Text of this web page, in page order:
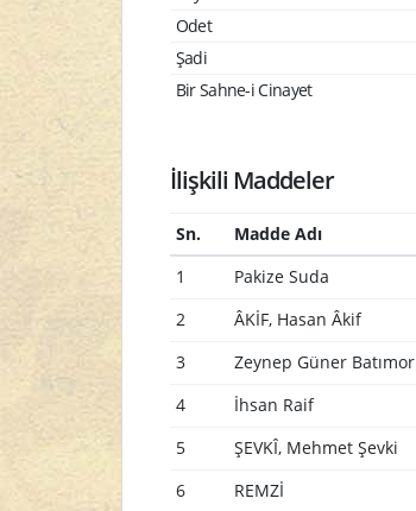
Odet
Şadi
Bir Sahne-i Cinayet
İlişkili Maddeler
Sn. Madde Adı
1
Pakize Suda
2 ÂKİF, Hasan Âkif
3 Zeynep Güner Batımor
4 İhsan Raif
5 ŞEVKÎ, Mehmet Şevki
6 REMZİ